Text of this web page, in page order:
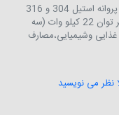
پمپ سانتریفیوژچرخ دنده ای استاندارد با بدنه و پروانه استیل 304 و 316
با دبی حداکثر 132 متر مکعب در ساعت وحداکثر توان 22 کیلو وات (سه
وشیمیایی،مصارف
نظر می نویسید